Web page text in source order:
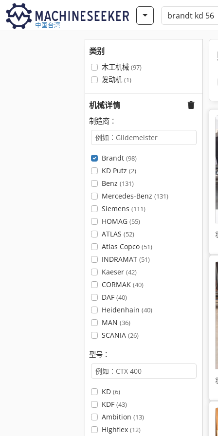
中国台湾
类别
木工机械 (97)
发动机 (1)
机械详情
制造商：
Brandt (98)
KD Putz (2)
Benz (131)
Mercedes-Benz (131)
Siemens (111)
HOMAG (55)
ATLAS (52)
Atlas Copco (51)
INDRAMAT (51)
Kaeser (42)
CORMAK (40)
DAF (40)
Heidenhain (40)
MAN (36)
SCANIA (26)
型号：
KD (6)
KDF (43)
Ambition (13)
Highflex (12)